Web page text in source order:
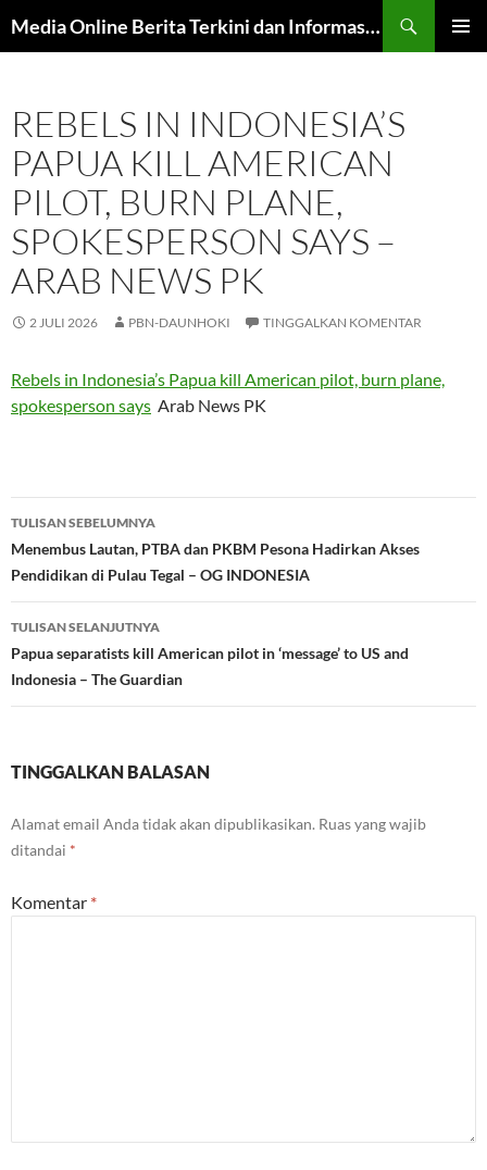
ke
Media Online Berita Terkini dan Informasi Harian
REBELS IN INDONESIA’S
PAPUA KILL AMERICAN
PILOT, BURN PLANE,
SPOKESPERSON SAYS –
ARAB NEWS PK
2 JULI 2026 PBN-DAUNHOKI TINGGALKAN KOMENTAR
Rebels in Indonesia’s Papua kill American pilot, burn plane,
spokesperson says Arab News PK
Navigasi
Tulisan
TULISAN SEBELUMNYA
Menembus Lautan, PTBA dan PKBM Pesona Hadirkan Akses
Pendidikan di Pulau Tegal – OG INDONESIA
TULISAN SELANJUTNYA
Papua separatists kill American pilot in ‘message’ to US and
Indonesia – The Guardian
TINGGALKAN BALASAN
Alamat email Anda tidak akan dipublikasikan. Ruas yang wajib
ditandai *
Komentar *